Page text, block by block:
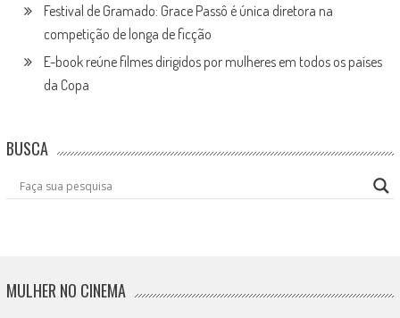
Festival de Gramado: Grace Passô é única diretora na
competição de longa de ficção
E-book reúne filmes dirigidos por mulheres em todos os países
da Copa
BUSCA
MULHER NO CINEMA